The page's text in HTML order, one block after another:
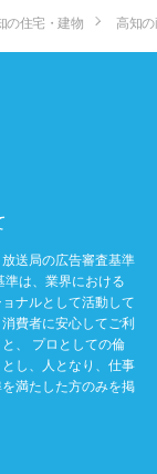
の住宅・建物 高知
送局の広告審査基準
は、業界における
ナルとして活動して
費者に安心してご利
、 プロとしての倫
し、人となり、仕事
満たした方のみを掲